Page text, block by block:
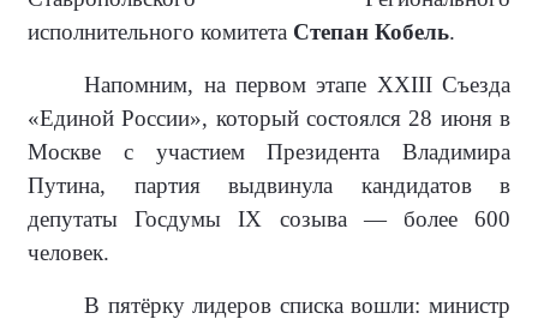
исполнительного комитета Степан Кобель.
Напомним, на первом этапе XXIII Съезда
«Единой России», который состоялся 28 июня в
Москве с участием Президента Владимира
Путина, партия выдвинула кандидатов в
депутаты Госдумы IX созыва — более 600
человек.
В пятёрку лидеров списка вошли: министр